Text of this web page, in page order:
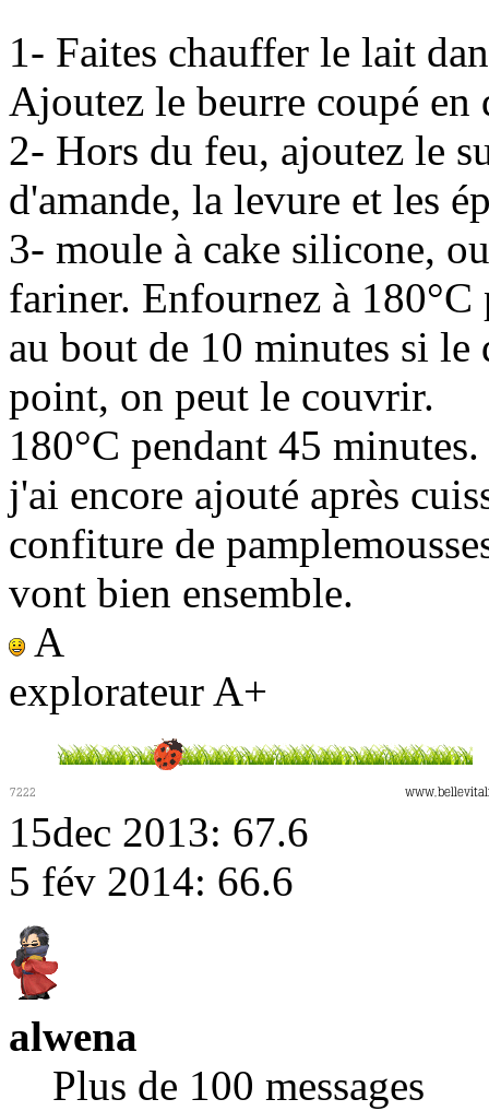
1- Faites chauffer le lait
Ajoutez le beurre coupé en
2- Hors du feu, ajoutez le
d'amande, la levure et les
3- moule à cake silicone,
fariner. Enfournez à
au bout de 10 minutes si le
point, on peut le couvrir.
180°C pendant 45 minutes.
j'ai encore ajouté après
confiture de
vont bien ensemble.
A
explorateur A+
15dec 2013: 67.6
5 fév 2014: 66.6
alwena
Plus de 100 messages